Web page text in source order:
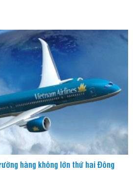
hàng không lớn thứ hai Đông